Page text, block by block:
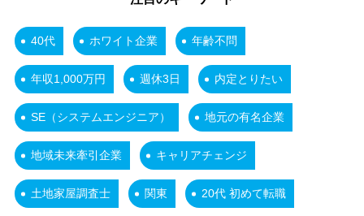
40代 ホワイト企業 年齢不問
年収1,000万円 週休3日 内定とりたい
SE（システムエンジニア） 地元の有名企業
地域未来牽引企業 キャリアチェンジ
土地家屋調査士 関東 20代 初めて転職